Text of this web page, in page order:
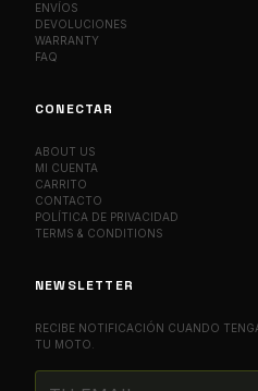
ENVÍOS
DEVOLUCIONES
WARRANTY
FAQ
CONECTAR
ABOUT US
MI CUENTA
CARRITO
CONTACTO
POLÍTICA DE PRIVACIDAD
TERMS & CONDITIONS
NEWSLETTER
RECIBE NOTIFICACIÓN CUANDO
TU MOTO.